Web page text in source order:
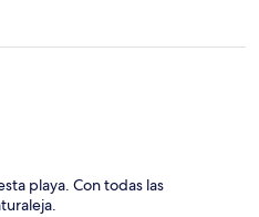
playa. Con todas las